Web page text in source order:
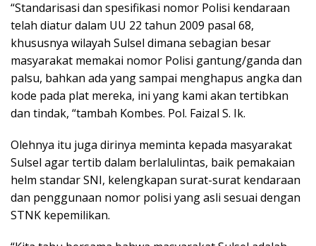
“Standarisasi dan spesifikasi nomor Polisi kendaraan
telah diatur dalam UU 22 tahun 2009 pasal 68,
khususnya wilayah Sulsel dimana sebagian besar
masyarakat memakai nomor Polisi gantung/ganda dan
palsu, bahkan ada yang sampai menghapus angka dan
kode pada plat mereka, ini yang kami akan tertibkan
dan tindak, “tambah Kombes. Pol. Faizal S. Ik.
Olehnya itu juga dirinya meminta kepada masyarakat
Sulsel agar tertib dalam berlalulintas, baik pemakaian
helm standar SNI, kelengkapan surat-surat kendaraan
dan penggunaan nomor polisi yang asli sesuai dengan
STNK kepemilikan.